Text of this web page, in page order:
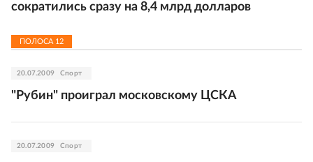
сократились сразу на 8,4 млрд долларов
ПОЛОСА 12
20.07.2009 Спорт
"Рубин" проиграл московскому ЦСКА
20.07.2009 Спорт